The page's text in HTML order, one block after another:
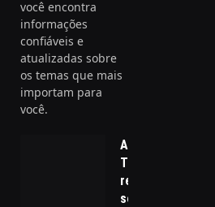
você encontra
informações
confiáveis e
atualizadas sobre
os temas que mais
importam para
você.
Análise:
Trump
reivindica
seu triunfo;